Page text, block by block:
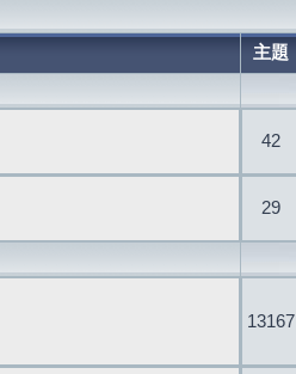
主題
42
29
13167